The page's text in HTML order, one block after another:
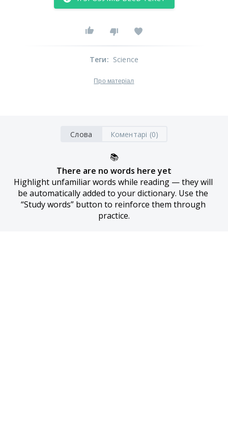
Теги: Science
Про матеріал
Слова Коментарі (0)
📚
There are no words here yet
Highlight unfamiliar words while reading — they will
be automatically added to your dictionary. Use the
“Study words” button to reinforce them through
practice.